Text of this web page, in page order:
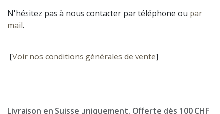
N'hésitez pas à nous contacter par téléphone ou par
mail.
[Voir nos conditions générales de vente]
Livraison en Suisse uniquement. Offerte dès 100 CHF